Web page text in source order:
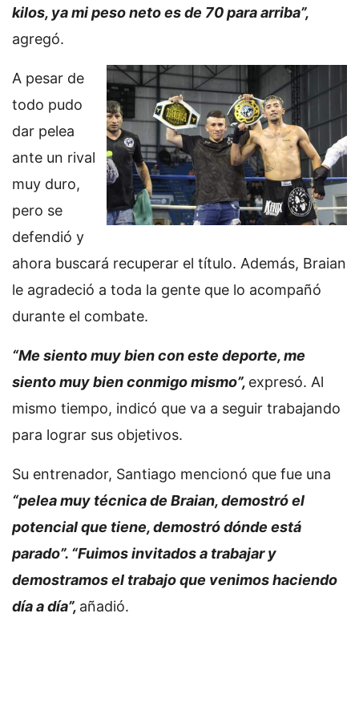
kilos, ya mi peso neto es de 70 para arriba”,
agregó.
A pesar de
todo pudo
dar pelea
ante un rival
muy duro,
pero se
defendió y
ahora buscará recuperar el título. Además, Braian
le agradeció a toda la gente que lo acompañó
durante el combate.
“Me siento muy bien con este deporte, me
siento muy bien conmigo mismo”, expresó. Al
mismo tiempo, indicó que va a seguir trabajando
para lograr sus objetivos.
Su entrenador, Santiago mencionó que fue una
“pelea muy técnica de Braian, demostró el
potencial que tiene, demostró dónde está
parado”. “Fuimos invitados a trabajar y
demostramos el trabajo que venimos haciendo
día a día”, añadió.